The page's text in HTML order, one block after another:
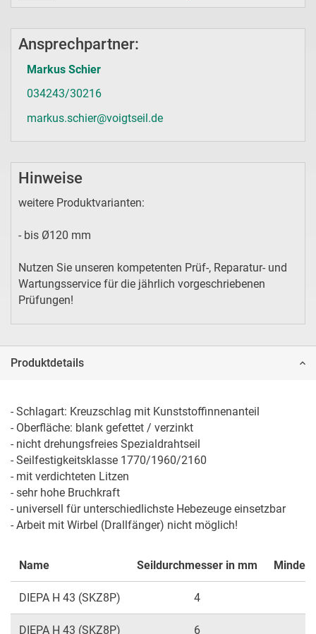
Ansprechpartner:
Markus Schier
034243/30216
markus.schier@voigtseil.de
Hinweise
weitere Produktvarianten:
- bis Ø120 mm
Nutzen Sie unseren kompetenten Prüf-, Reparatur- und
Wartungsservice für die jährlich vorgeschriebenen
Prüfungen!
Produktdetails
- Schlagart: Kreuzschlag mit Kunststoffinnenanteil
- Oberfläche: blank gefettet / verzinkt
- nicht drehungsfreies Spezialdrahtseil
- Seilfestigkeitsklasse 1770/1960/2160
- mit verdichteten Litzen
- sehr hohe Bruchkraft
- universell für unterschiedlichste Hebezeuge einsetzbar
Name Seildurchmesser in mm
DIEPA H 43 (SKZ8P) 4
DIEPA H 43 (SKZ8P) 6